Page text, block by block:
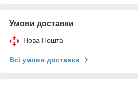
Умови доставки
Нова Пошта
Всі умови доставки